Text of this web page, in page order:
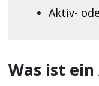
Aktiv-
Was ist